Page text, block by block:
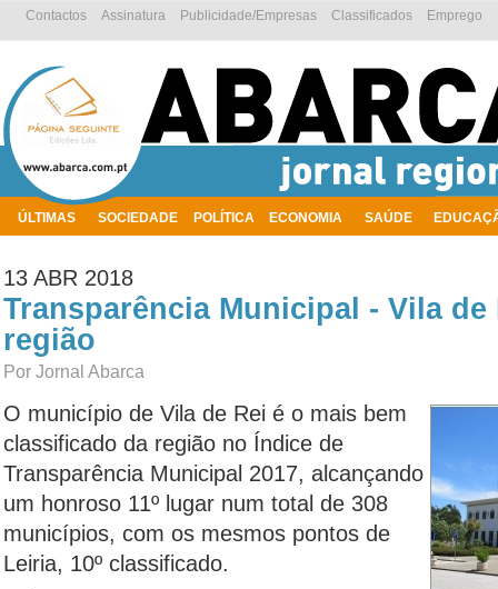
ÚLTIMAS SOCIEDADE POLÍTICA ECONOMIA SAÚDE
Emprego
Classificados
Publicidade/Empresas
Assinatura
Contactos
13 ABR 2018
Transparência Municipal - Vila de
região
Por Jornal Abarca
O município de Vila de Rei é o mais bem
classificado da região no Índice de
Transparência Municipal 2017, alcançando
um honroso 11º lugar num total de 308
municípios, com os mesmos pontos de
Leiria, 10º classificado.